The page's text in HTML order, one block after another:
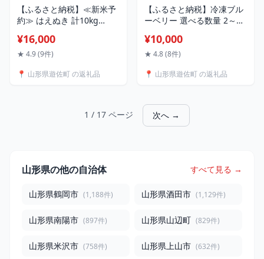
【ふるさと納税】≪新米予
約≫ はえぬき 計10kg
県遊佐産 ご希望の時期頃お
届け 東北 遊佐町 庄内地方
庄内米 ごはん ご飯 セット
¥16,000
★ 4.9 (9件)
📍 山形県遊佐町 の返礼品
【ふるさと納税】冷凍ブル
ーベリー 選べる数量 2～4
産 冷凍便 ※離島発送不可
冷凍 冷凍フルーツ ブルー
ュース スムージー 小分け
¥10,000
★ 4.8 (8件)
📍 山形県遊佐町 の返礼品
1 / 17 ページ 次へ →
山形県の他の自治体 すべて見る →
山形県鶴岡市 (1,188件) 山形県酒田市 (1,129件)
山形県南陽市 (897件) 山形県山辺町 (829件)
山形県米沢市 (758件) 山形県上山市 (632件)